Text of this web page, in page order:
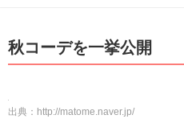
秋コーデを一挙公開
出典： http://matome.naver.jp/